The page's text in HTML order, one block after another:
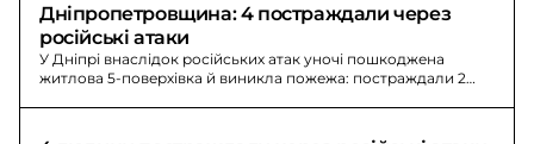
Дніпропетровщина: 4 постраждали через
російські атаки
У Дніпрі внаслідок російських атак уночі пошкоджена
житлова 5-поверхівка й виникла пожежа: постраждали 2